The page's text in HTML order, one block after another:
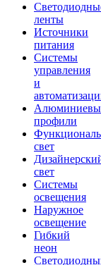
ленты
Источники
питания
Системы
управления
и
профили
свет
свет
Системы
освещения
Наружное
освещение
Гибкий
неон